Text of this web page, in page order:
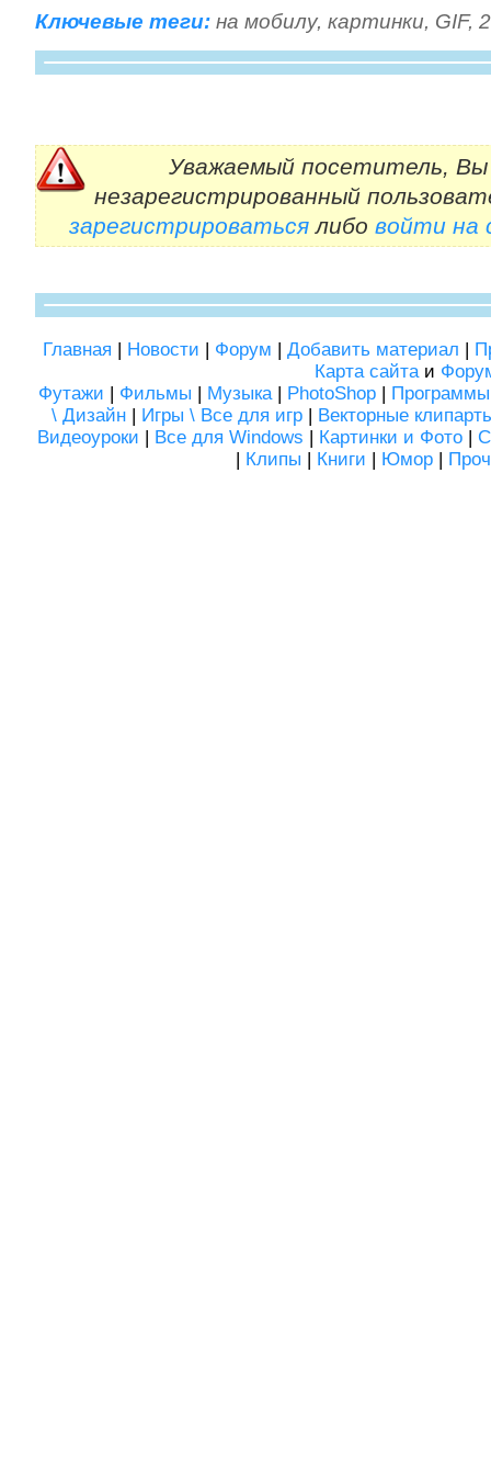
Ключевые теги: на мобилу, картинки, GIF,
Уважаемый посетитель, Вы
незарегистрированный
зарегистрироватьсялибо войти на
Главная | Новости | Форум | Добавить материал |
Карта сайтаи
Футажи | Фильмы | Музыка| PhotoShop | Программы
\ Дизайн | Игры \ Все для игр | Векторные
Видеоуроки | Все для Windows | Картинки и Фото|
| Клипы | Книги | Юмор |